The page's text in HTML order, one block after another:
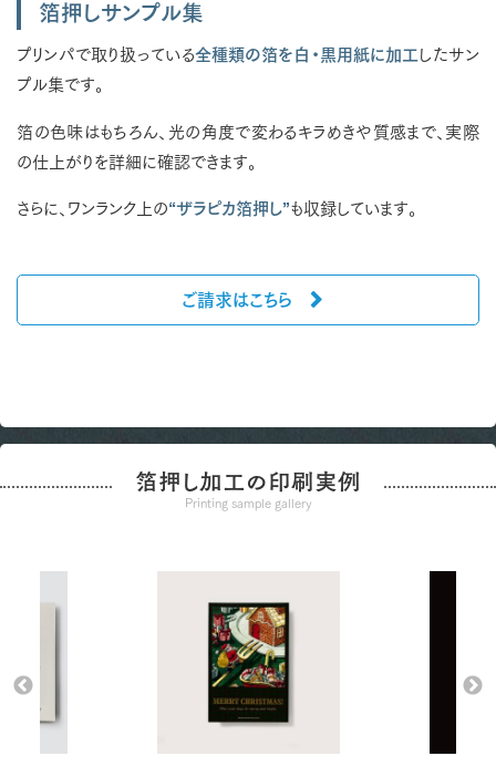
箔押しサンプル集
プリンパで取り扱っている全種類の箔を白・黒用紙に加工 したサン
プル集です。
箔の色味はもちろん、光の角度で変わるキラめきや質感まで、実際
の仕上がりを詳細に確認できます。
さらに、ワンランク上の“ザラピカ箔押し”も収録しています。
ご請求はこちら
箔押し加工の印刷実例
Printing sample gallery